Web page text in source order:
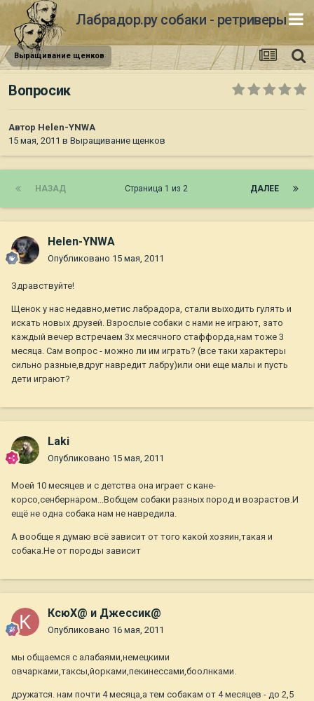
Лабрадор.ру собаки - ретриверы
Выращивание щенков
Вопросик
Автор Helen-YNWA
15 мая, 2011 в Выращивание щенков
НАЗАД ДАЛЕЕ
Страница 1 из 2
Helen-YNWA
Опубликовано 15 мая, 2011
Здравствуйте!
Щенок у нас недавно,метис лабрадора, стали выходить гулять и
искать новых друзей. Взрослые собаки с нами не играют, зато
каждый вечер встречаем 3х месячного стаффорда,нам тоже 3
месяца. Сам вопрос - можно ли им играть? (все таки характеры
сильно разные,вдруг навредит лабру)или они еще малы и пусть
дети играют?
Laki
Опубликовано 15 мая, 2011
Моей 10 месяцев и с детства она играет с кане-
корсо,сенбернаром...Вобщем собаки разных пород и возрастов.И
ещё не одна собака нам не навредила.
А вообще я думаю всё зависит от того какой хозяин,такая и
собака.Не от породы зависит
КсюХ@ и Джессик@
Опубликовано 16 мая, 2011
мы общаемся с алабаями,немецкими
овчарками,таксы,йорками,пекинессами,боолнками.
дружатся. нам почти 4 месяца,а тем собакам от 4 месяцев - до 2,5